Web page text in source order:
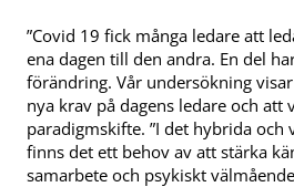
”Covid 19 fick många ledare att
ena dagen till den andra. En del
förändring. Vår undersökning
nya krav på dagens ledare och att
paradigmskifte. ”I det hybrida
finns det ett behov av att stärka
samarbete och psykiskt